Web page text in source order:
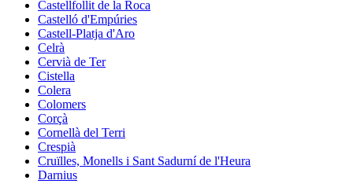
Castellfollit de la Roca
Castelló d'Empúries
Castell-Platja d'Aro
Celrà
Cervià de Ter
Cistella
Colera
Colomers
Corçà
Cornellà del Terri
Crespià
Cruïlles, Monells i Sant Sadurní de l'Heura
Darnius